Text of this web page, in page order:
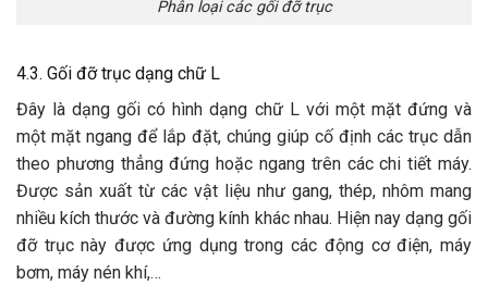
Phân loại các gối đỡ trục
4.3. Gối đỡ trục dạng chữ L
Đây là dạng gối có hình dạng chữ L với một mặt đứng và
một mặt ngang để lắp đặt, chúng giúp cố định các trục dẫn
theo phương thẳng đứng hoặc ngang trên các chi tiết máy.
Được sản xuất từ các vật liệu như gang, thép, nhôm mang
nhiều kích thước và đường kính khác nhau. Hiện nay dạng gối
đỡ trục này được ứng dụng trong các động cơ điện, máy
bơm, máy nén khí,…